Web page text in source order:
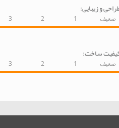
و زیبایی:
ضعیف 1
2
3
ساخت:
ضعیف 1
2
3